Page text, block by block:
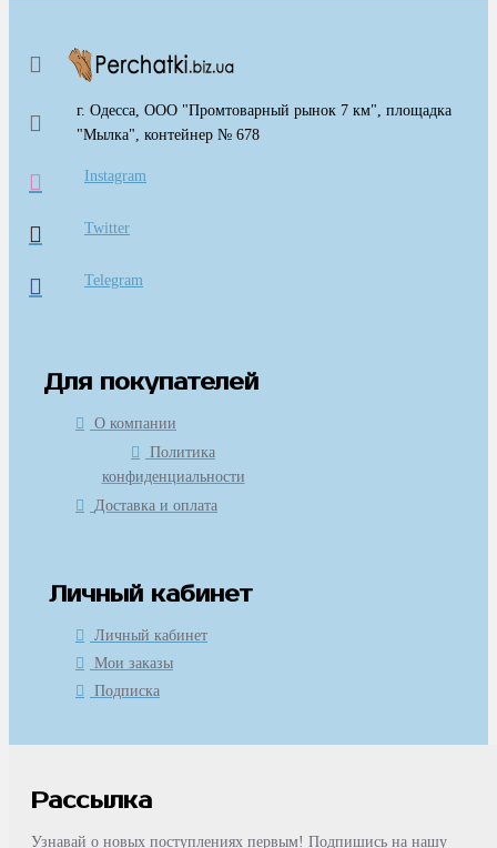
г. Одесса, ООО "Промтоварный рынок 7 км", площадка
"Мылка", контейнер № 678
Instagram
Twitter
Telegram
Для покупателей
О компании
Политика
конфиденциальности
Доставка и оплата
Личный кабинет
Личный кабинет
Мои заказы
Подписка
Рассылка
Узнавай о новых поступлениях первым! Подпишись на нашу